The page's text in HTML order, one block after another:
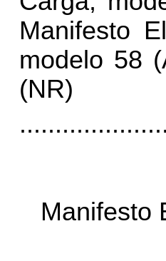
Manifesto
modelo 58
(NR)
Manifesto